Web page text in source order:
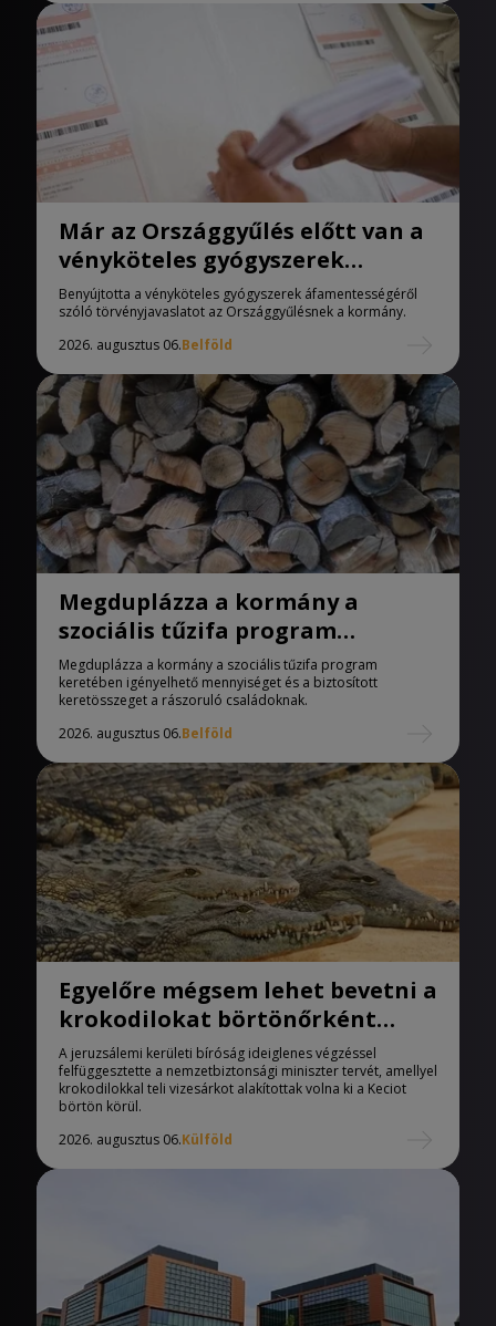
Már az Országgyűlés előtt van a
vényköteles gyógyszerek
áfamentességéről szóló
törvényjavaslat
Benyújtotta a vényköteles gyógyszerek áfamentességéről
szóló törvényjavaslatot az Országgyűlésnek a kormány.
2026. augusztus 06.Belföld
Megduplázza a kormány a
szociális tűzifa program
keretében igényelhető
mennyiséget
Megduplázza a kormány a szociális tűzifa program
keretében igényelhető mennyiséget és a biztosított
keretösszeget a rászoruló családoknak.
2026. augusztus 06.Belföld
Egyelőre mégsem lehet bevetni a
krokodilokat börtönőrként
Izraelben
A jeruzsálemi kerületi bíróság ideiglenes végzéssel
felfüggesztette a nemzetbiztonsági miniszter tervét, amellyel
krokodilokkal teli vizesárkot alakítottak volna ki a Keciot
börtön körül.
2026. augusztus 06.Külföld